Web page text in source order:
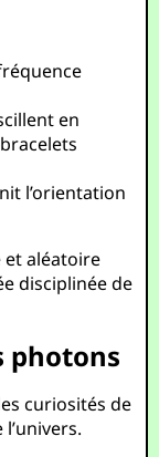
en
l’orientation
et aléatoire
disciplinée de
photons
curiosités de